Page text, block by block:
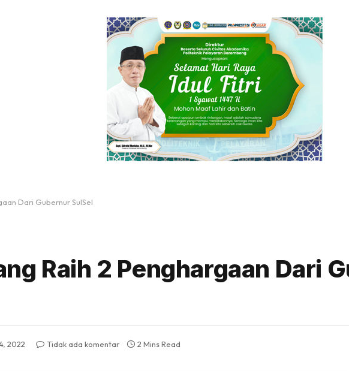
Dari Gubernur SulSel
Raih 2 Penghargaan Dari
2022 Tidak ada komentar 2 Mins Read